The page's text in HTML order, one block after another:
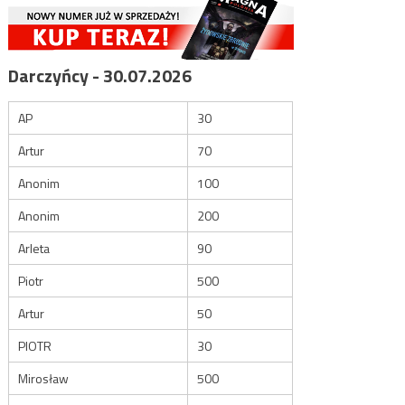
Darczyńcy - 30.07.2026
AP
30
Artur
70
Anonim
100
Anonim
200
Arleta
90
Piotr
500
Artur
50
PIOTR
30
Mirosław
500